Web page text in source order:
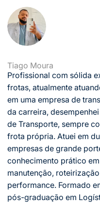
Tiago Moura
Profissional com sólida
frotas, atualmente
em uma empresa de
da carreira,
de Transporte, sempre
frota própria. Atuei em
empresas de grande
conhecimento prático
manutenção,
performance. Formado
pós-graduação em